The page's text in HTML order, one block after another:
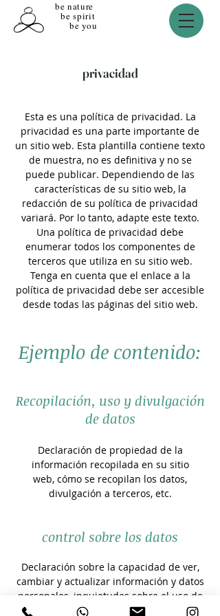
be nature
be spirit
be you
privacidad
Esta es una política de privacidad. La
privacidad es una parte importante de
un sitio web. Esta plantilla contiene texto
de muestra, no es definitiva y no se
puede publicar. Dependiendo de las
características de su sitio web, la
redacción de su política de privacidad
variará. Por lo tanto, adapte este texto.
Una política de privacidad debe
enumerar todos los componentes de
terceros que utiliza en su sitio web.
Tenga en cuenta que el enlace a la
política de privacidad debe ser accesible
desde todas las páginas del sitio web.
Ejemplo de contenido:
Recopilación, uso y divulgación
de datos
Declaración de propiedad de la
información recopilada en su sitio
web, cómo se recopilan los datos,
divulgación a terceros, etc.
control sobre los datos
Declaración sobre la capacidad de ver,
cambiar y actualizar información y datos
personales, inquietudes sobre el uso de
datos, etc.